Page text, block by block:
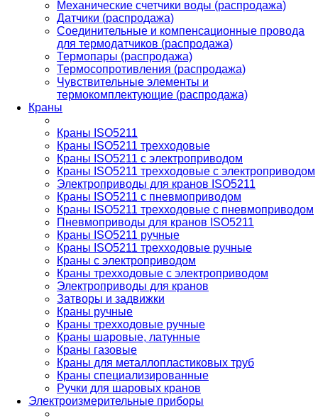
Механические счетчики воды (распродажа)
Датчики (распродажа)
Соединительные и компенсационные провода
для термодатчиков (распродажа)
Термопары (распродажа)
Термосопротивления (распродажа)
Чувствительные элементы и
термокомплектующие (распродажа)
Краны
Краны ISO5211
Краны ISO5211 трехходовые
Краны ISO5211 с электроприводом
Краны ISO5211 трехходовые с электроприводом
Электроприводы для кранов ISO5211
Краны ISO5211 с пневмоприводом
Краны ISO5211 трехходовые с пневмоприводом
Пневмоприводы для кранов ISO5211
Краны ISO5211 ручные
Краны ISO5211 трехходовые ручные
Краны с электроприводом
Краны трехходовые с электроприводом
Электроприводы для кранов
Затворы и задвижки
Краны ручные
Краны трехходовые ручные
Краны шаровые, латунные
Краны газовые
Краны для металлопластиковых труб
Краны специализированные
Ручки для шаровых кранов
Электроизмерительные приборы